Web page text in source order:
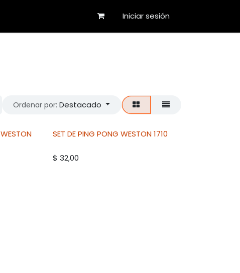
Iniciar sesión
Ordenar por: Destacado
WESTON
SET DE PING PONG WESTON 1710
$32,00